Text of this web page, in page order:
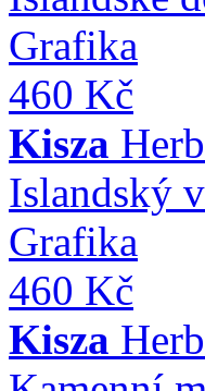
Grafika
460 Kč
Kisza
Islandský
Grafika
460 Kč
Kisza